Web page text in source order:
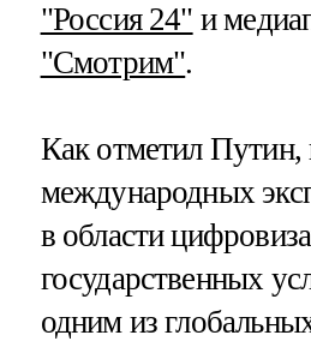
"Россия 24" и
"Смотрим".
Как отметил Путин,
международных
в области
государственных
одним из